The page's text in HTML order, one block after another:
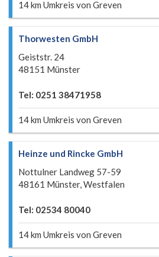
14 km Umkreis von Greven
Thorwesten GmbH
Geiststr. 24
48151 Münster
Tel: 0251 38471958
14 km Umkreis von Greven
Heinze und Rincke GmbH
Nottulner Landweg 57-59
48161 Münster, Westfalen
Tel: 02534 80040
14 km Umkreis von Greven